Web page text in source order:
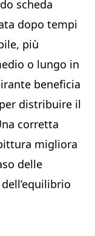
scheda
dopo tempi
più
o lungo in
beneficia
distribuire il
corretta
migliora
delle